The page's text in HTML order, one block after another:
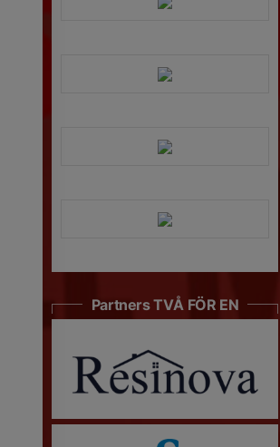
Partners TVÅ FÖR EN